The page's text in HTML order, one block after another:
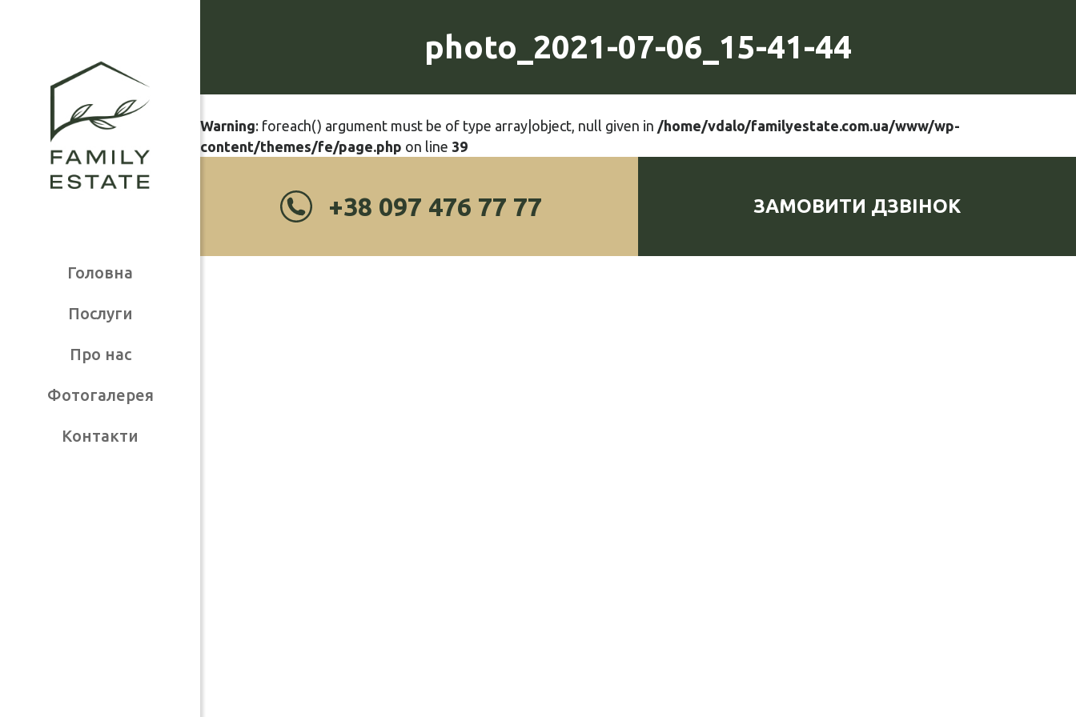
Головна
Послуги
Про нас
Фотогалерея
Контакти
photo_2021-07-06_15-41-44
Warning: foreach() argument must be of type array|object, null given in /home/vdalo/familyestate.com.ua/www/wp-
content/themes/fe/page.php on line 39
+38 097 476 77 77 ЗАМОВИТИ ДЗВІНОК